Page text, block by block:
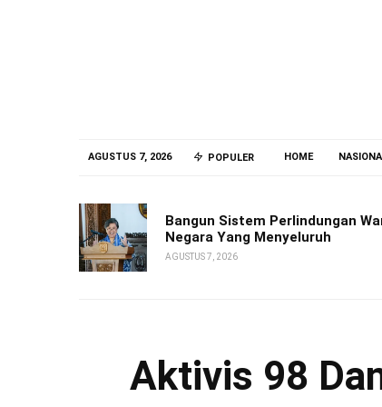
AGUSTUS 7, 2026 POPULER HOME
Bangun Sistem Perlindungan
Negara Yang Menyeluruh
AGUSTUS 7, 2026
Aktivis 98